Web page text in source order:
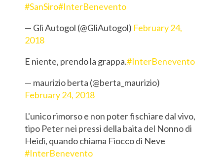
#SanSiro#InterBenevento
— Gli Autogol (@GliAutogol) February 24,
2018
E niente, prendo la grappa.#InterBenevento
— maurizio berta (@berta_maurizio)
February 24, 2018
L'unico rimorso e non poter fischiare dal vivo,
tipo Peter nei pressi della baita del Nonno di
Heidi, quando chiama Fiocco di Neve
#InterBenevento